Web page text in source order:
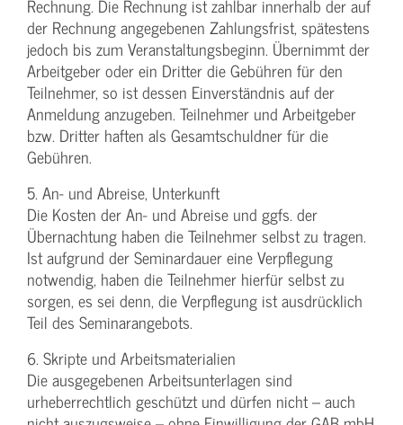
Rechnung. Die Rechnung ist zahlbar innerhalb der auf
der Rechnung angegebenen Zahlungsfrist, spätestens
jedoch bis zum Veranstaltungsbeginn. Übernimmt der
Arbeitgeber oder ein Dritter die Gebühren für den
Teilnehmer, so ist dessen Einverständnis auf der
Anmeldung anzugeben. Teilnehmer und Arbeitgeber
bzw. Dritter haften als Gesamtschuldner für die
Gebühren.
5. An- und Abreise, Unterkunft
Die Kosten der An- und Abreise und ggfs. der
Übernachtung haben die Teilnehmer selbst zu tragen.
Ist aufgrund der Seminardauer eine Verpflegung
notwendig, haben die Teilnehmer hierfür selbst zu
sorgen, es sei denn, die Verpflegung ist ausdrücklich
Teil des Seminarangebots.
6. Skripte und Arbeitsmaterialien
Die ausgegebenen Arbeitsunterlagen sind
urheberrechtlich geschützt und dürfen nicht – auch